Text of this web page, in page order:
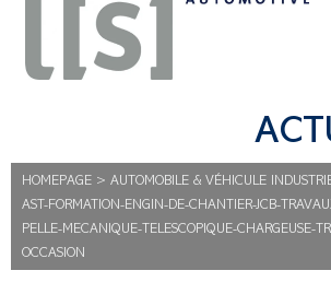
HOMEPAGE > AUTOMOBILE & VÉHICULE
AST-FORMATION-ENGIN-DE-CHANTIER-JCB-
PELLE-MECANIQUE-TELESCOPIQUE-CHARGEUSE-
OCCASION